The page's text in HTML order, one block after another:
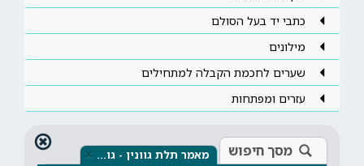
כתבי יד בעל הסולם
מילונים
שערים לחכמת הקבלה למתחילים
עזרים ומפתחות
מסך חיפוש מאמר תלת גוונין - גו… ×